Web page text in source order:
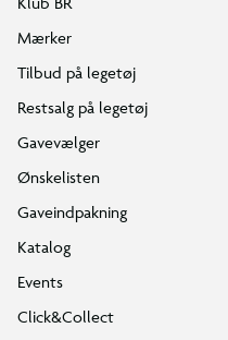
Mærker
Tilbud på legetøj
Restsalg på legetøj
Gavevælger
Ønskelisten
Gaveindpakning
Katalog
Events
Click&Collect